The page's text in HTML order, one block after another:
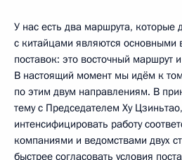
У нас есть два маршрута, которые
с китайцами являются основными
поставок: это восточный маршрут
В настоящий момент мы идём к
по этим двум направлениям. В
тему с Председателем Ху
интенсифицировать работу
компаниями и ведомствами двух
быстрее согласовать условия